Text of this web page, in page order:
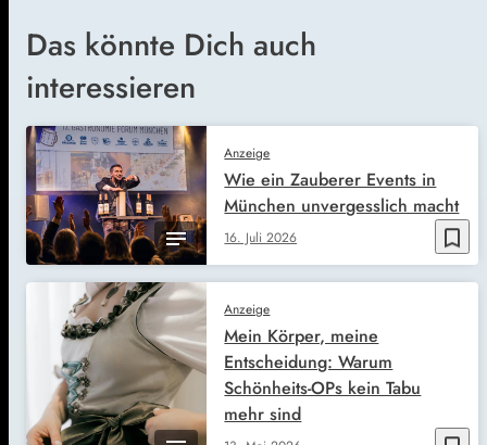
Das könnte Dich auch
interessieren
bookmark_border
Anzeige
16. Juli 2026
Wie ein Zauberer Events in
München unvergesslich macht
Anzeige
Mein Körper, meine
Entscheidung: Warum
Schönheits-OPs kein Tabu
mehr sind